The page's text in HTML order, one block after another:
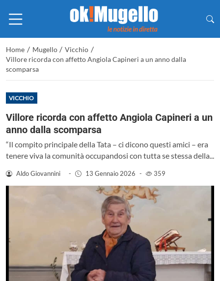
Home / Mugello / Vicchio /
Villore ricorda con affetto Angiola Capineri a un anno dalla
scomparsa
VICCHIO
Villore ricorda con affetto Angiola Capineri a un
anno dalla scomparsa
“Il compito principale della Tata – ci dicono questi amici – era
tenere viva la comunità occupandosi con tutta se stessa della...
Aldo Giovannini - 13 Gennaio 2026 - 359